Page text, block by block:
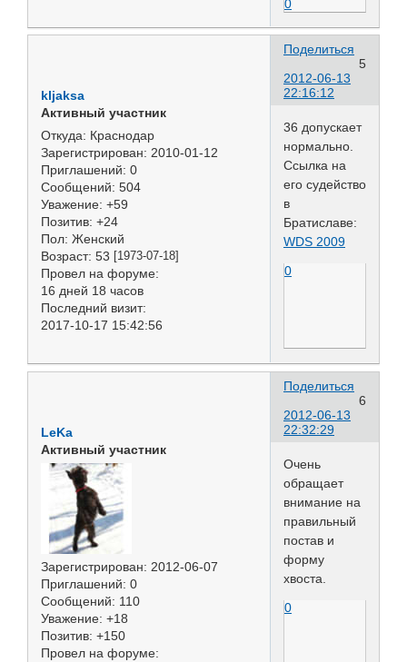
0
Поделиться
5
2012-06-13
22:16:12
kljaksa
Активный участник
Откуда: Краснодар
Зарегистрирован: 2010-01-12
Приглашений: 0
Сообщений: 504
Уважение: +59
Позитив: +24
Пол: Женский
Возраст: 53 [1973-07-18]
Провел на форуме:
16 дней 18 часов
Последний визит:
2017-10-17 15:42:56
36 допускает
нормально.
Ссылка на
его судейство
в
Братиславе:
WDS 2009
0
Поделиться
6
2012-06-13
22:32:29
LeKa
Активный участник
Зарегистрирован: 2012-06-07
Приглашений: 0
Сообщений: 110
Уважение: +18
Позитив: +150
Провел на форуме:
Очень
обращает
внимание на
правильный
постав и
форму
хвоста.
0